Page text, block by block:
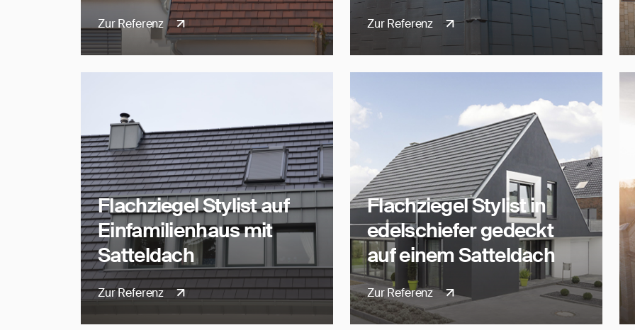
Zur Referenz Zur Referenz
Flachziegel Stylist auf
Einfamilienhaus mit
Satteldach
Zur Referenz
Flachziegel Stylist in
edelschiefer gedeckt
auf einem Satteldach
Zur Referenz